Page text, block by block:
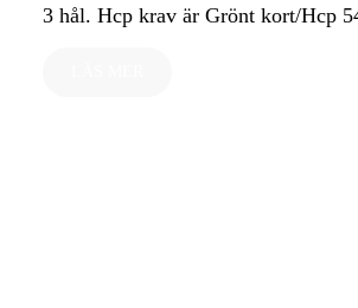
3 hål. Hcp krav är Grönt kort/Hcp